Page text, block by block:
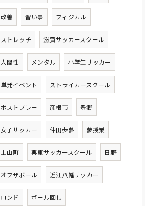
改善 習い事 フィジカル
ストレッチ 滋賀サッカースクール
人間性 メンタル 小学生サッカー
単発イベント ストライカースクール
ポストプレー 彦根市 豊郷
女子サッカー 仲田歩夢 夢授業
土山町 栗東サッカースクール 日野
オフザボール 近江八幡サッカー
ロンド ボール回し